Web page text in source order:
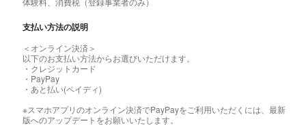
支払い方法の説明
＜オンライン決済＞
以下のお支払い方法からお選びいただけます。
・クレジットカード
・PayPay
・あと払い(ペイディ)
※スマホアプリのオンライン決済でPayPayをご利用いただくには、最新
版へのアップデートをお願いいたします。